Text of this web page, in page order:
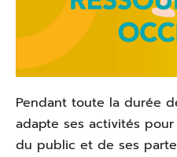
Pendant toute la durée
adapte ses activités
du public et de ses